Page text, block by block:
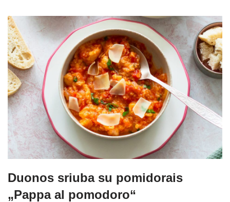
Duonos sriuba su pomidorais
„Pappa al pomodoro“